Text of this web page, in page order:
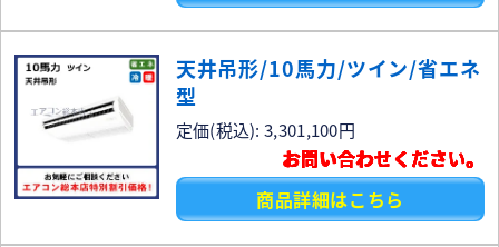
天井吊形/10馬力/ツイン/省エネ
型
定価(税込): 3,301,100円
お問い合わせください。
商品詳細はこちら